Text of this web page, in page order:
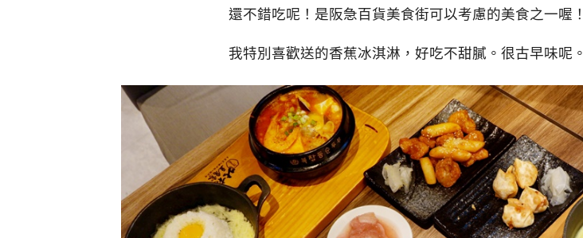
還不錯吃呢！是阪急百貨美食街可以考慮的美食之一喔！
我特別喜歡送的香蕉冰淇淋，好吃不甜膩。很古早味呢。